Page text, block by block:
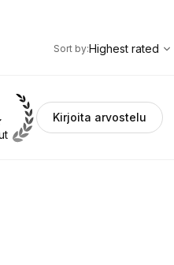
Highest rated
Sort by:Highest rated
Kirjoita arvostelu